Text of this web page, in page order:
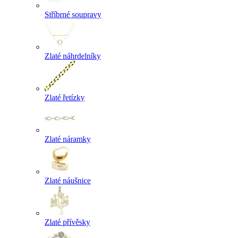
Stříbrné soupravy
Zlaté náhrdelníky
Zlaté řetízky
Zlaté náramky
Zlaté náušnice
Zlaté přívěsky